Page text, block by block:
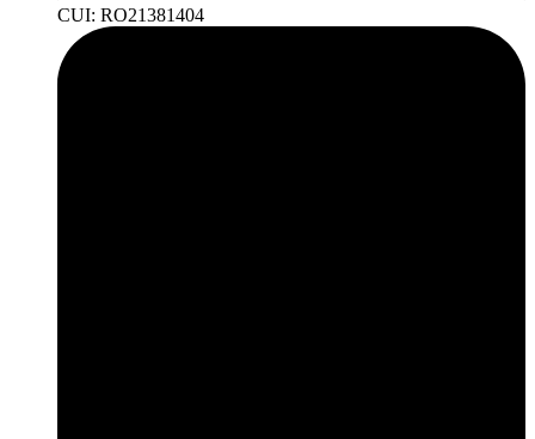
CUI: RO21381404